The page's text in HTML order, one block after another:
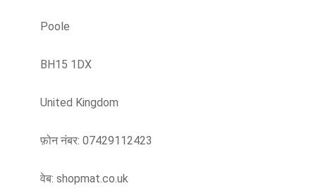
Poole
BH15 1DX
United Kingdom
फ़ोन नंबर: 07429112423
वेब: shopmat.co.uk